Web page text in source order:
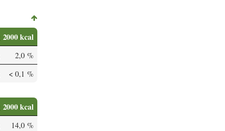
2000 kcal
2,0 %
< 0,1 %
2000 kcal
14,0 %